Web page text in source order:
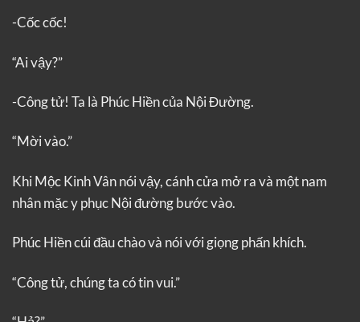
-Cốc cốc!
“Ai vậy?”
-Công tử! Ta là Phúc Hiền của Nội Đường.
“Mời vào.”
Khi Mộc Kinh Vân nói vậy, cánh cửa mở ra và một nam
nhân mặc y phục Nội đường bước vào.
Phúc Hiền cúi đầu chào và nói với giọng phấn khích.
“Công tử, chúng ta có tin vui.”